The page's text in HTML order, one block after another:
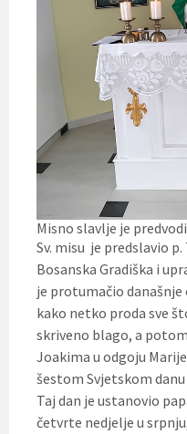
Misno slavlje je
Sv. misu je predslavio
Bosanska Gradiška i
je protumačio
kako netko proda sve
skriveno blago, a
Joakima u odgoju
šestom Svjetskom
Taj dan je ustanovio
četvrte nedjelje u